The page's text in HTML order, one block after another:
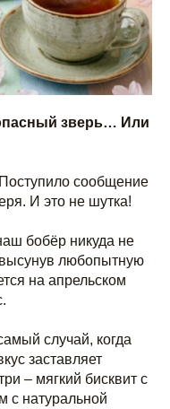
зверь… Или
сообщение
И это не шутка!
бобёр никуда не
любопытную
на апрельском
случай, когда
заставляет
– мягкий бисквит с
с натуральной